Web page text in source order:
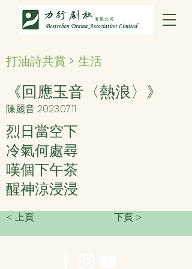
打油詩共賞 > 生活
《回應玉音〈熱浪〉》
陳麗音2023.07.11
烈日當空下
冷氣何處尋
嘆個下午茶
醒神涼浸浸
< 上頁 下頁 >